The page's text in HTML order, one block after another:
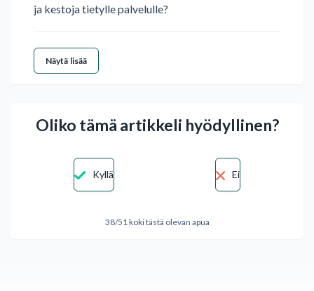
ja kestoja tietylle palvelulle?
Näytä lisää
Oliko tämä artikkeli hyödyllinen?
Kyllä Ei
38/51 koki tästä olevan apua